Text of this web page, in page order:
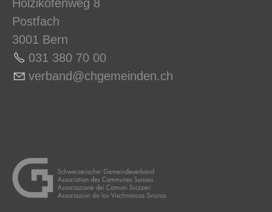
Holzikofenweg 8
Postfach
3001 Bern
031 380 70 00
v rb nd chg m nd n ch